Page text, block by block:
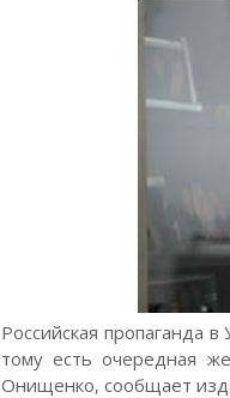
Российская пропаганда
тому есть очередная
Онищенко, сообщает